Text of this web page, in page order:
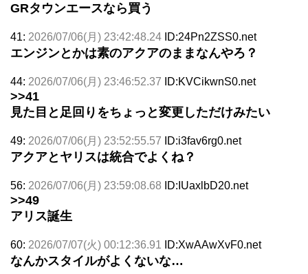
GRタウンエースなら買う
41: 2026/07/06(月) 23:42:48.24 ID:24Pn2ZSS0.net
エンジンとかは素のアクアのままなんやろ？
44: 2026/07/06(月) 23:46:52.37 ID:KVCikwnS0.net
>>41
見た目と足回りをちょっと変更しただけみたい
49: 2026/07/06(月) 23:52:55.57 ID:i3fav6rg0.net
アクアとヤリスは統合でよくね？
56: 2026/07/06(月) 23:59:08.68 ID:IUaxlbD20.net
>>49
アリス誕生
60: 2026/07/07(火) 00:12:36.91 ID:XwAAwXvF0.net
なんかスタイルがよくないな…